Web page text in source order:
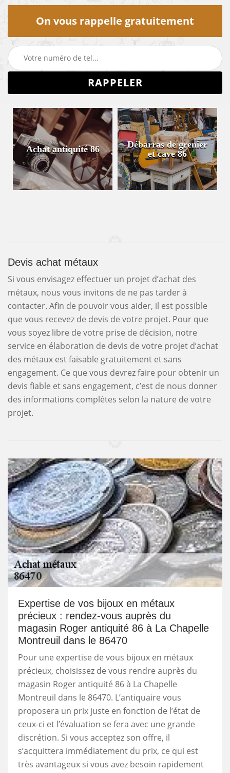
On vous rappelle gratuitement
Achat antiquité 86
Débarras de grenier
et cave 86
Devis achat métaux
Si vous envisagez effectuer un projet d’achat des
métaux, nous vous invitons de ne pas tarder à
contacter. Afin de pouvoir vous aider, il est possible
que vous recevez de devis de votre projet. Pour que
vous soyez libre de votre prise de décision, notre
service en élaboration de devis de votre projet d’achat
des métaux est faisable gratuitement et sans
engagement. Ce que vous devrez faire pour obtenir un
devis fiable et sans engagement, c’est de nous donner
des informations complètes selon la nature de votre
projet.
Expertise de vos bijoux en métaux
précieux : rendez-vous auprès du
magasin Roger antiquité 86 à La Chapelle
Montreuil dans le 86470
Pour une expertise de vous bijoux en métaux
précieux, choisissez de vous rendre auprès du
magasin Roger antiquité 86 à La Chapelle
Montreuil dans le 86470. L’antiquaire vous
proposera un prix juste en fonction de l’état de
ceux-ci et l’évaluation se fera avec une grande
discrétion. Si vous acceptez son offre, il
s’acquittera immédiatement du prix, ce qui est
très avantageux si vous avez besoin rapidement